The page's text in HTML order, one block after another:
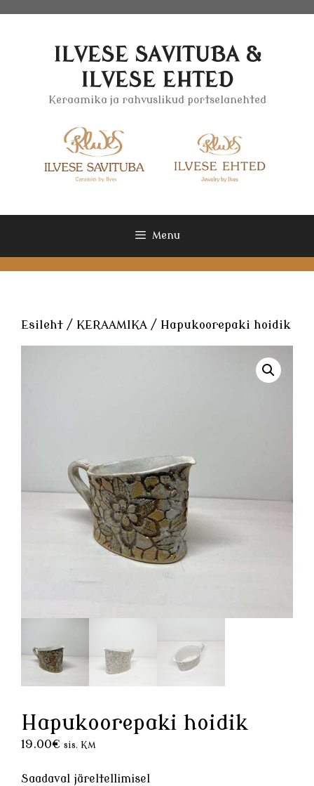
ILVESE SAVITUBA &
ILVESE EHTED
Keraamika ja rahvuslikud portselanehted
Menu
Esileht / KERAAMIKA / Hapukoorepaki hoidik
Hapukoorepaki hoidik
19.00€ sis. KM
Saadaval järeltellimisel